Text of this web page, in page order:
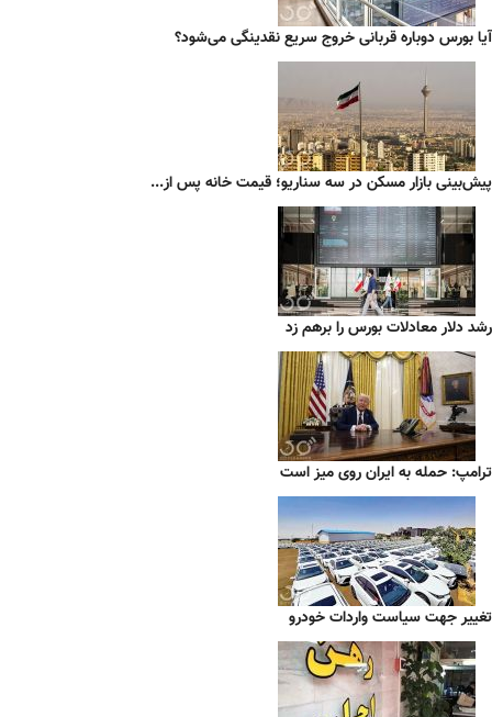
آیا بورس دوباره قربانی خروج سریع نقدینگی می‌شود؟
پیش‌بینی بازار مسکن در سه سناریو؛ قیمت خانه پس از...
رشد دلار معادلات بورس را برهم زد
ترامپ: حمله به ایران روی میز است
تغییر جهت سیاست واردات خودرو